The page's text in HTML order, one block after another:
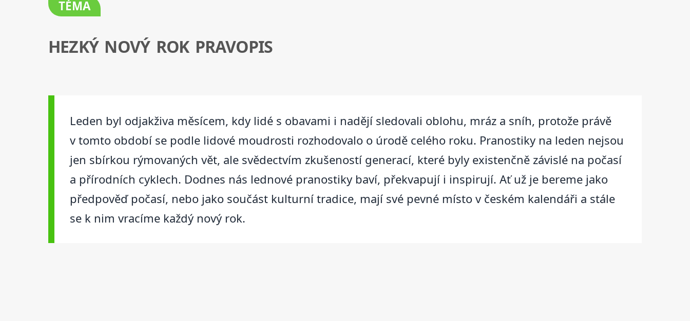
TÉMA
HEZKÝ NOVÝ ROK PRAVOPIS
Leden byl odjakživa měsícem, kdy lidé s obavami i nadějí sledovali oblohu, mráz a sníh, protože právě
v tomto období se podle lidové moudrosti rozhodovalo o úrodě celého roku. Pranostiky na leden nejsou
jen sbírkou rýmovaných vět, ale svědectvím zkušeností generací, které byly existenčně závislé na počasí
a přírodních cyklech. Dodnes nás lednové pranostiky baví, překvapují i inspirují. Ať už je bereme jako
předpověď počasí, nebo jako součást kulturní tradice, mají své pevné místo v českém kalendáři a stále
se k nim vracíme každý nový rok.